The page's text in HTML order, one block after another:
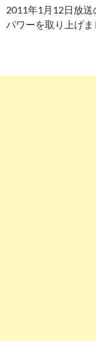
2011年1月12日放送
パワーを取り上げま